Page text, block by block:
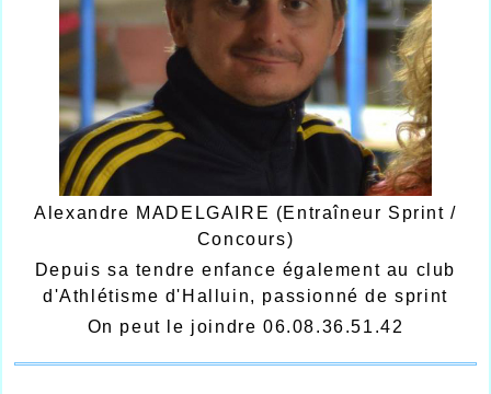
Alexandre MADELGAIRE (Entraîneur Sprint /
Concours)
Depuis sa tendre enfance également au club
d'Athlétisme d'Halluin, passionné de sprint
On peut le joindre 06.08.36.51.42